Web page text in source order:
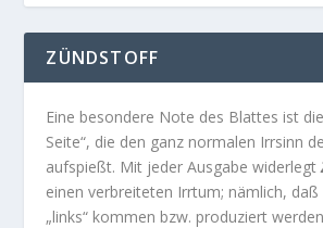
ZÜNDSTOFF
Eine besondere Note des Blattes ist
Seite“, die den ganz normalen Irrsinn
aufspießt. Mit jeder Ausgabe widerlegt
einen verbreiteten Irrtum; nämlich, daß
„links“ kommen bzw. produziert